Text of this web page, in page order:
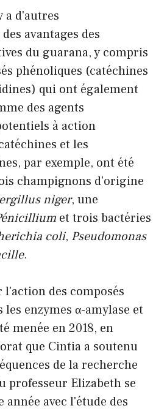
a d'autres
avantages des
du guarana, y compris
phénoliques (catéchines
qui ont également
des agents
à action
et les
par exemple, ont été
champignons d'origine
niger, une
et trois bactéries
coli, Pseudomonas
.
des composés
enzymes α-amylase et
menée en 2018, en
que Cintia a soutenu
de la recherche
professeur Elizabeth se
avec l'étude des